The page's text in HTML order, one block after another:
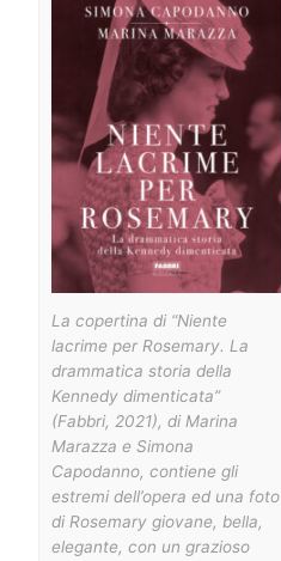
La copertina di “Niente
lacrime per Rosemary. La
drammatica storia della
Kennedy dimenticata”
(Fabbri, 2021), di Marina
Marazza e Simona
Capodanno, contiene gli
estremi dell’opera ed una foto
di Rosemary giovane, bella,
elegante, con un grazioso